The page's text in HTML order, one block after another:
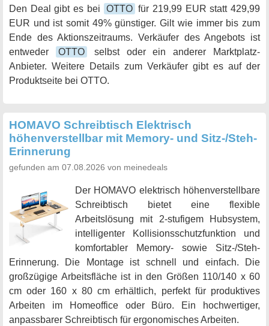
Den Deal gibt es bei OTTO für 219,99 EUR statt 429,99
EUR und ist somit 49% günstiger. Gilt wie immer bis zum
Ende des Aktionszeitraums. Verkäufer des Angebots ist
entweder
OTTO
selbst oder ein anderer Marktplatz-
Anbieter. Weitere Details zum Verkäufer gibt es auf der
Produktseite bei OTTO.
HOMAVO Schreibtisch Elektrisch
höhenverstellbar mit Memory- und Sitz-/Steh-
Erinnerung
gefunden am 07.08.2026 von meinedeals
Der HOMAVO elektrisch höhenverstellbare
Schreibtisch bietet eine flexible
Arbeitslösung mit 2-stufigem Hubsystem,
intelligenter Kollisionsschutzfunktion und
komfortabler Memory- sowie Sitz-/Steh-
Erinnerung. Die Montage ist schnell und einfach. Die
großzügige Arbeitsfläche ist in den Größen 110/140 x 60
cm oder 160 x 80 cm erhältlich, perfekt für produktives
Arbeiten im Homeoffice oder Büro. Ein hochwertiger,
anpassbarer Schreibtisch für ergonomisches Arbeiten.